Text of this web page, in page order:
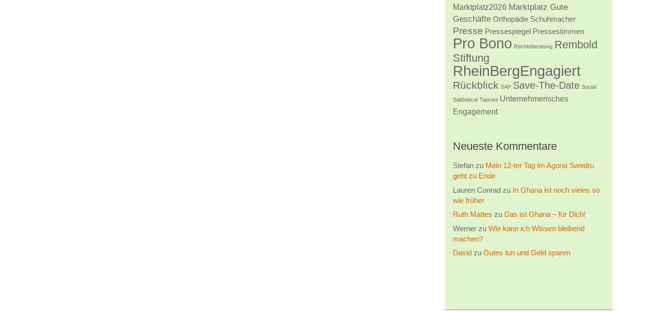
Marktplatz2026 Marktplatz Gute
Geschäfte Orthopädie Schuhmacher
Presse Pressespiegel Pressestimmen
Pro Bono Rechtsberatung Rembold
Stiftung
RheinBergEngagiert
Rückblick SAP Save-The-Date Social
Sabbatical Taproot Unternehmerisches
Engagement
Neueste Kommentare
Stefanzu Mein 12-ter Tag im Agona Swedru
geht zu Ende
Lauren Conradzu In Ghana ist noch vieles so
wie früher
Ruth Mattes zu Das ist Ghana – für Dich!
Wernerzu Wie kann ich Wissen bleibend
machen?
Davidzu Gutes tun und Geld sparen